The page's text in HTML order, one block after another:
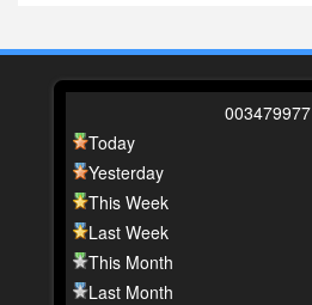
003479977
Today
Yesterday
This Week
Last Week
This Month
Last Month